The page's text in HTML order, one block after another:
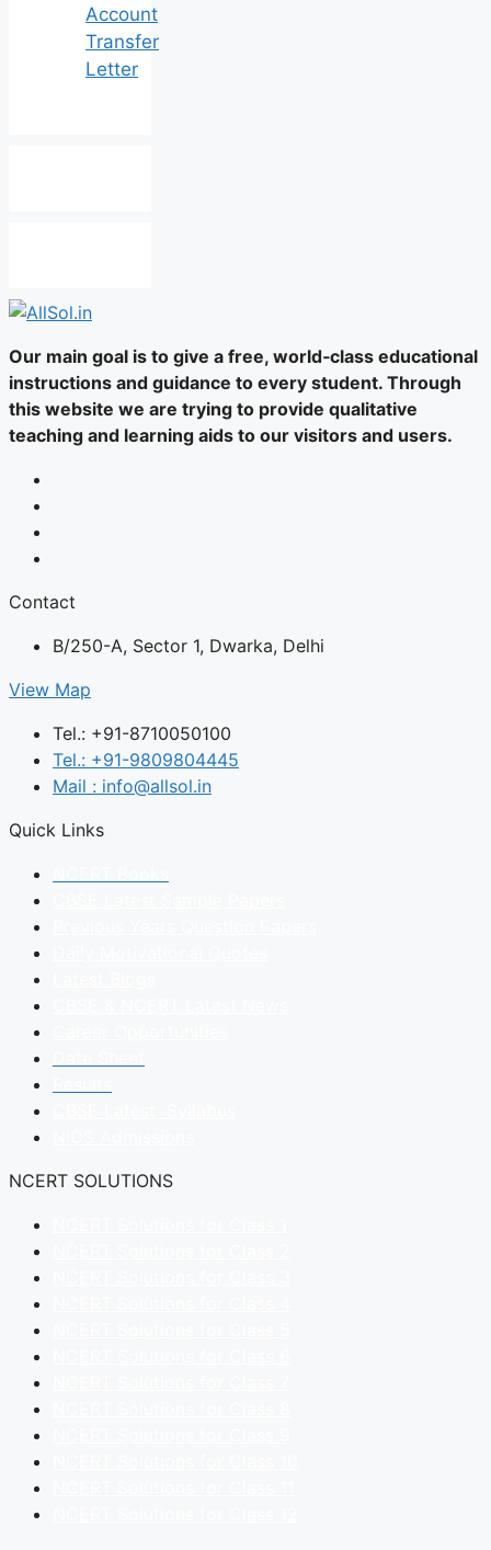
Account
Transfer
Letter
Our main goal is to give a free, world‑class educational
instructions and guidance to every student. Through
this website we are trying to provide qualitative
teaching and learning aids to our visitors and users.
Contact
B/250-A, Sector 1, Dwarka, Delhi
View Map
Tel.: +91-8710050100
Tel.: +91-9809804445
Mail : info@allsol.in
Quick Links
NCERT SOLUTIONS